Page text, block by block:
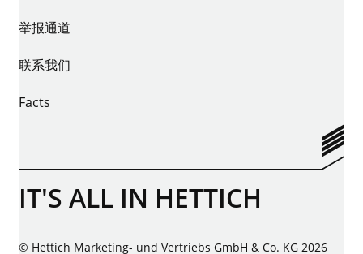
举报通道
联系我们
Facts
IT'S ALL IN HETTICH
© Hettich Marketing- und Vertriebs GmbH & Co. KG 2026